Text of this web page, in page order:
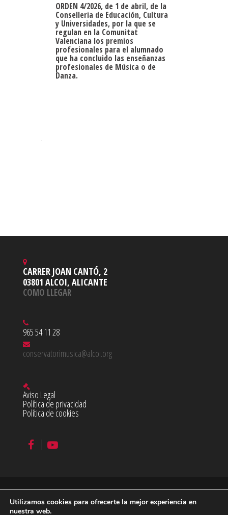
ORDEN 4/2026, de 1 de abril, de la
Conselleria de Educación, Cultura
y Universidades, por la que se
regulan en la Comunitat
Valenciana los premios
profesionales para el alumnado
que ha concluido las enseñanzas
profesionales de Música o de
Danza.
.
CARRER JOAN CANTÓ, 2
03801 ALCOI, ALICANTE
COMO LLEGAR
965 54 11 28
conservatorimusica@alcoi.org
Aviso Legal
Política de privacidad
Política de cookies
©2026 Conservatorio Profesional de Música Juan Cantó en
Utilizamos cookies para ofrecerte la mejor experiencia en
nuestra web.